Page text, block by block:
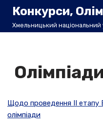
Перейти
Конкурси,
Хмельницький національний
Щодо проведення ІІ етапу
олімпіади